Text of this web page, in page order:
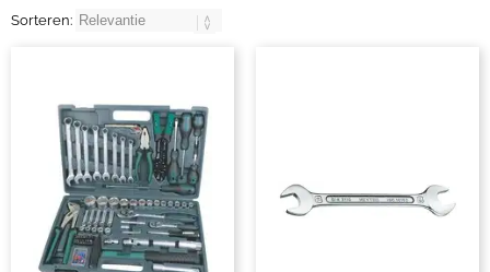
Sorteren: